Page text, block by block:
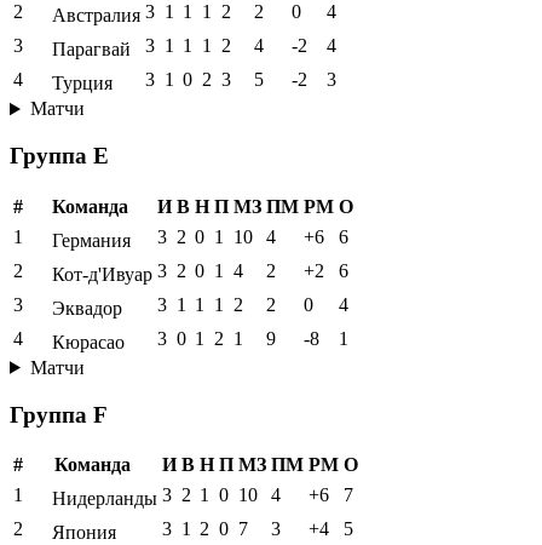
2
Австралия 3 1 1 1 2 2 0
4
3
Парагвай 3 1 1 1 2 4 -2
4
4
Турция 3 1 0 2 3 5 -2
3
Матчи
Группа E
# Команда И В Н П МЗ ПМ РМ О
1
Германия 3 2 0 1 10 4 +6
6
2
Кот-д'Ивуар 3 2 0 1 4 2 +2
6
3
Эквадор 3 1 1 1 2 2 0
4
4
Кюрасао 3 0 1 2 1 9 -8
1
Матчи
Группа F
# Команда И В Н П МЗ ПМ РМ О
1
Нидерланды 3 2 1 0 10 4 +6
7
2
Япония 3 1 2 0 7 3 +4
5